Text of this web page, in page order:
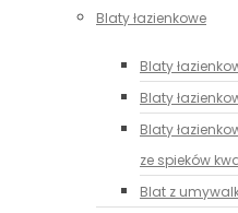
Blaty łazienkowe
Blaty
Blaty
Blaty
ze spieków
Blat z